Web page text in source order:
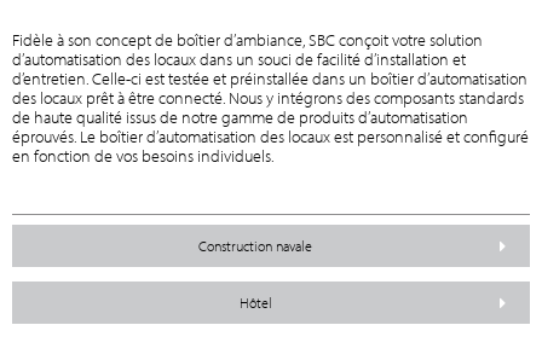
Fidèle à son concept de boîtier d’ambiance, SBC conçoit votre solution
d’automatisation des locaux dans un souci de facilité d’installation et
d’entretien. Celle-ci est testée et préinstallée dans un boîtier d’automatisation
des locaux prêt à être connecté. Nous y intégrons des composants standards
de haute qualité issus de notre gamme de produits d’automatisation
éprouvés. Le boîtier d’automatisation des locaux est personnalisé et configuré
en fonction de vos besoins individuels.
Construction navale
Hôtel